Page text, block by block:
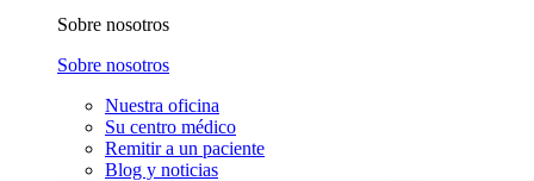
Sobre nosotros
Sobre nosotros
Nuestra oficina
Su centro médico
Remitir a un paciente
Blog y noticias